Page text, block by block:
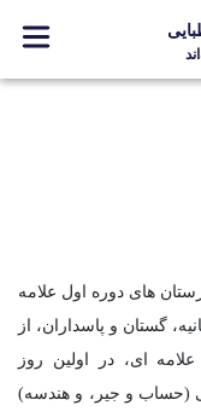
های دوره اول علامه
گستان و پاسداران، از
علامه ای، در اولین روز
(حساب و جیر، و هندسه)